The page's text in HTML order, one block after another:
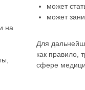
на
может
может
Для
как правило,
сфере